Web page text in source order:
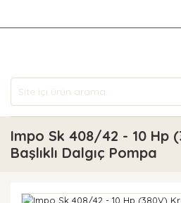
Impo Sk 408/42 - 10 Hp
Başlıklı Dalgıç Pompa